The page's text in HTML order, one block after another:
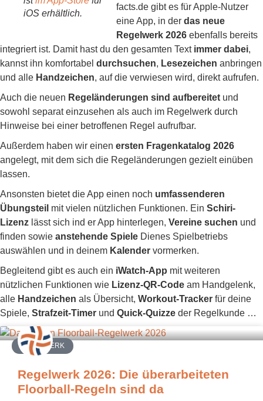
iOS erhältlich.
facts.de gibt es für Apple-Nutzer
eine App, in der das neue
Regelwerk 2026 ebenfalls bereits
integriert ist. Damit hast du den gesamten Text immer dabei,
kannst ihn komfortabel durchsuchen, Lesezeichen anbringen
und alle Handzeichen, auf die verwiesen wird, direkt aufrufen.
Auch die neuen Regeländerungen sind aufbereitet und
sowohl separat einzusehen als auch im Regelwerk durch
Hinweise bei einer betroffenen Regel aufrufbar.
Außerdem haben wir einen ersten Fragenkatalog 2026
angelegt, mit dem sich die Regeländerungen gezielt einüben
lassen.
Ansonsten bietet die App einen noch umfassenderen
Übungsteil mit vielen nützlichen Funktionen. Ein Schiri-
Lizenz lässt sich ind er App hinterlegen, Vereine suchen und
finden sowie anstehende Spiele Dienes Spielbetriebs
auswählen und in deinem Kalender vormerken.
Begleitend gibt es auch ein iWatch-App mit weiteren
nützlichen Funktionen wie Lizenz-QR-Code am Handgelenk,
alle Handzeichen als Übersicht, Workout-Tracker für deine
Spiele, Strafzeit-Timer und Quick-Quizze der Regelkunde …
REGELWERK
Regelwerk 2026: Die überarbeiteten
Floorball-Regeln sind da